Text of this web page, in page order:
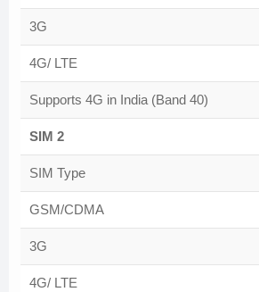
3G
4G/ LTE
Supports 4G in India (Band 40)
SIM 2
SIM Type
GSM/CDMA
3G
4G/ LTE